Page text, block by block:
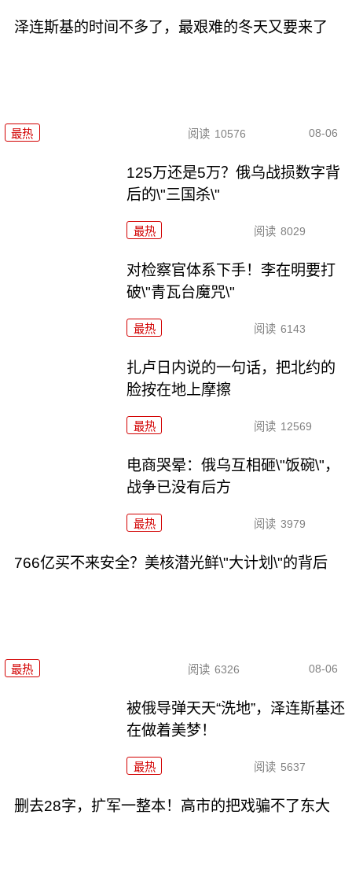
泽连斯基的时间不多了，最艰难的冬天又要来了
最热 阅读 10576 08-06
125万还是5万？俄乌战损数字背
后的\"三国杀\"
最热 阅读 8029
对检察官体系下手！李在明要打
破\"青瓦台魔咒\"
最热 阅读 6143
扎卢日内说的一句话，把北约的
脸按在地上摩擦
最热 阅读 12569
电商哭晕：俄乌互相砸\"饭碗\"，
战争已没有后方
最热 阅读 3979
766亿买不来安全？美核潜光鲜\"大计划\"的背后
最热 阅读 6326 08-06
被俄导弹天天“洗地”，泽连斯基还
在做着美梦！
最热 阅读 5637
删去28字，扩军一整本！高市的把戏骗不了东大